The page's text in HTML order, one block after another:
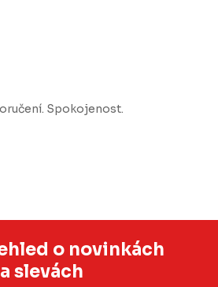
Spokojenost.
o novinkách
a slevách